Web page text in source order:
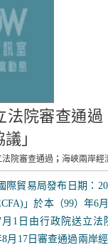
法院審查通過
」
法院審查通過 ； 海峽兩岸經
際貿易局發布日期：
」於本（99）年6
1日由行政院送立法
月17日審查通過兩岸